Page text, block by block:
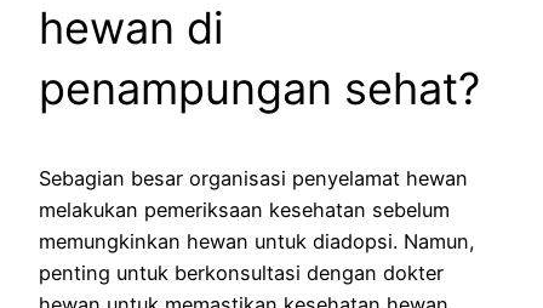
hewan di
penampungan sehat?
Sebagian besar organisasi penyelamat hewan
melakukan pemeriksaan kesehatan sebelum
memungkinkan hewan untuk diadopsi. Namun,
penting untuk berkonsultasi dengan dokter